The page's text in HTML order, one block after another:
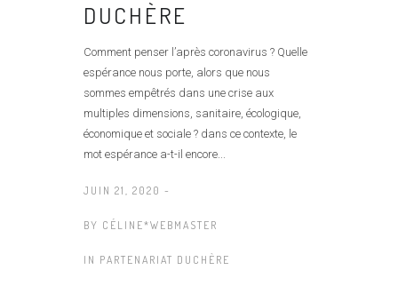
DUCHÈRE
Comment penser l’après coronavirus ? Quelle
espérance nous porte, alors que nous
sommes empêtrés dans une crise aux
multiples dimensions, sanitaire, écologique,
économique et sociale ? dans ce contexte, le
mot espérance a-t-il encore...
JUIN 21, 2020 -
BY CÉLINE*WEBMASTER
IN PARTENARIAT DUCHÈRE